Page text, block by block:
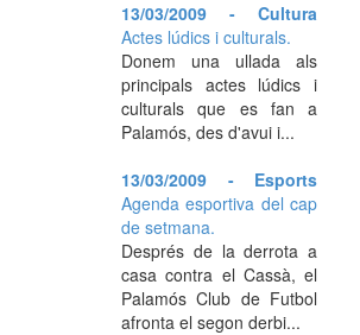
13/03/2009 - Cultura
Actes lúdics i culturals.
Donem una ullada als
principals actes lúdics i
culturals que es fan a
Palamós, des d'avui i...
13/03/2009 - Esports
Agenda esportiva del cap
de setmana.
Després de la derrota a
casa contra el Cassà, el
Palamós Club de Futbol
afronta el segon derbi...